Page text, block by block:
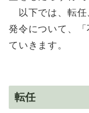
以下では、転
発令について、
ていきます。
転任